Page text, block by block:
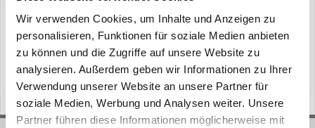
Wir verwenden Cookies, um Inhalte und Anzeigen zu
personalisieren, Funktionen für soziale Medien anbieten
zu können und die Zugriffe auf unsere Website zu
analysieren. Außerdem geben wir Informationen zu Ihrer
Verwendung unserer Website an unsere Partner für
soziale Medien, Werbung und Analysen weiter. Unsere
Partner führen diese Informationen möglicherweise mit
Essen - Die Sandvik Crushing Solutions Division präsentiert die
neuen Kegelbrecher CH442 und CH662, die nächste
Evolutionsstufe der Serien CH400 und CH600. Bauforum24 Artikel
(05.02.2026): Sandvik am Diabaswerk Oberscheld Sandvik stellt auf
der CONEXPO die neuen Kegelbrecher CH442 und...
9. März sandvik kegelbrecher (und 6 weitere)